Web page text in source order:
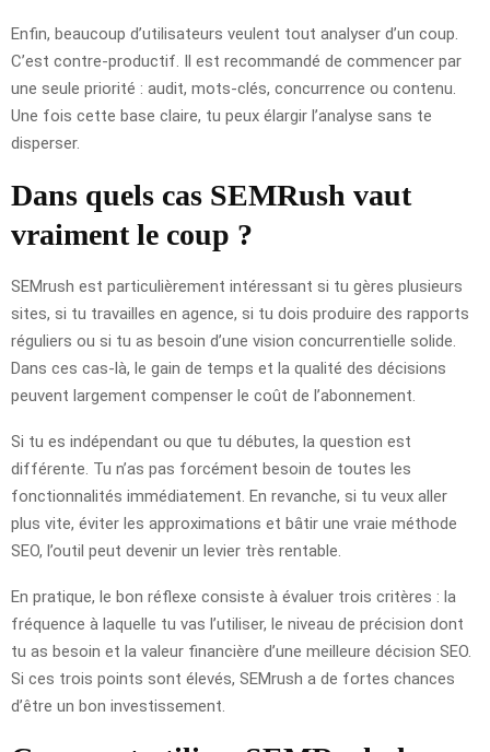
Enfin, beaucoup d’utilisateurs veulent tout analyser d’un coup.
C’est contre-productif. Il est recommandé de commencer par
une seule priorité : audit, mots-clés, concurrence ou contenu.
Une fois cette base claire, tu peux élargir l’analyse sans te
disperser.
Dans quels cas SEMRush vaut
vraiment le coup ?
SEMrush est particulièrement intéressant si tu gères plusieurs
sites, si tu travailles en agence, si tu dois produire des rapports
réguliers ou si tu as besoin d’une vision concurrentielle solide.
Dans ces cas-là, le gain de temps et la qualité des décisions
peuvent largement compenser le coût de l’abonnement.
Si tu es indépendant ou que tu débutes, la question est
différente. Tu n’as pas forcément besoin de toutes les
fonctionnalités immédiatement. En revanche, si tu veux aller
plus vite, éviter les approximations et bâtir une vraie méthode
SEO, l’outil peut devenir un levier très rentable.
En pratique, le bon réflexe consiste à évaluer trois critères : la
fréquence à laquelle tu vas l’utiliser, le niveau de précision dont
tu as besoin et la valeur financière d’une meilleure décision SEO.
Si ces trois points sont élevés, SEMrush a de fortes chances
d’être un bon investissement.